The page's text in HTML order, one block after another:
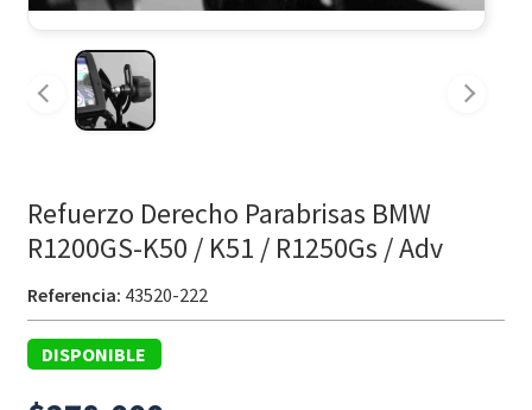
Refuerzo Derecho Parabrisas BMW
R1200GS-K50 / K51 / R1250Gs / Adv
Referencia: 43520-222
DISPONIBLE